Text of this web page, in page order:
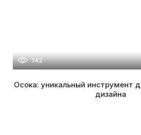
142
Осока: уникальный инструмент
дизайна